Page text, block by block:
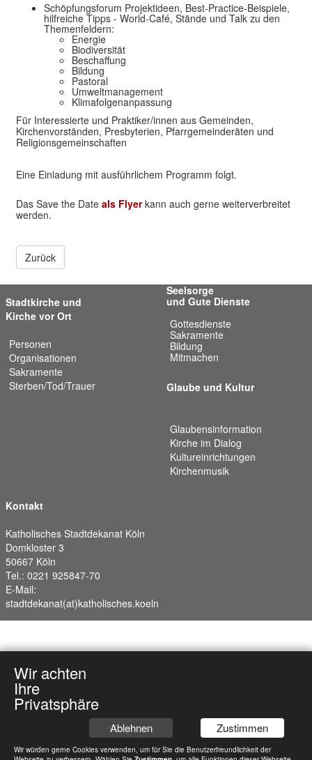
Schöpfungsforum Projektideen, Best-Practice-Beispiele,
hilfreiche Tipps - World-Café, Stände und Talk zu den
Themenfeldern:
Energie
Biodiversität
Beschaffung
Bildung
Pastoral
Umweltmanagement
Klimafolgenanpassung
Für Interessierte und Praktiker/innen aus Gemeinden,
Kirchenvorständen, Presbyterien, Pfarrgemeinderäten und
Religionsgemeinschaften
Eine Einladung mit ausführlichem Programm folgt.
Das Save the Date als Flyer kann auch gerne weiterverbreitet
werden.
Zurück
Stadtkirche und
Kirche vor Ort
Personen
Organisationen
Sakramente
Sterben/Tod/Trauer
Seelsorge
und Gute Dienste
Gottesdienste
Sakramente
Bildung
Mitmachen
Glaube und Kultur
Glaubensinformation
Kirche im Dialog
Kultureinrichtungen
Kirchenmusik
Kontakt
Katholisches Stadtdekanat Köln
Domkloster 3
50667 Köln
Tel.: 0221 925847-70
E-Mail:
stadtdekanat(at)katholisches.koeln
Wir achten
Ihre
Privatsphäre
Ablehnen Zustimmen
Wir würden gerne Cookies verwenden, um für Sie die Benutzerfreundlichkeit der